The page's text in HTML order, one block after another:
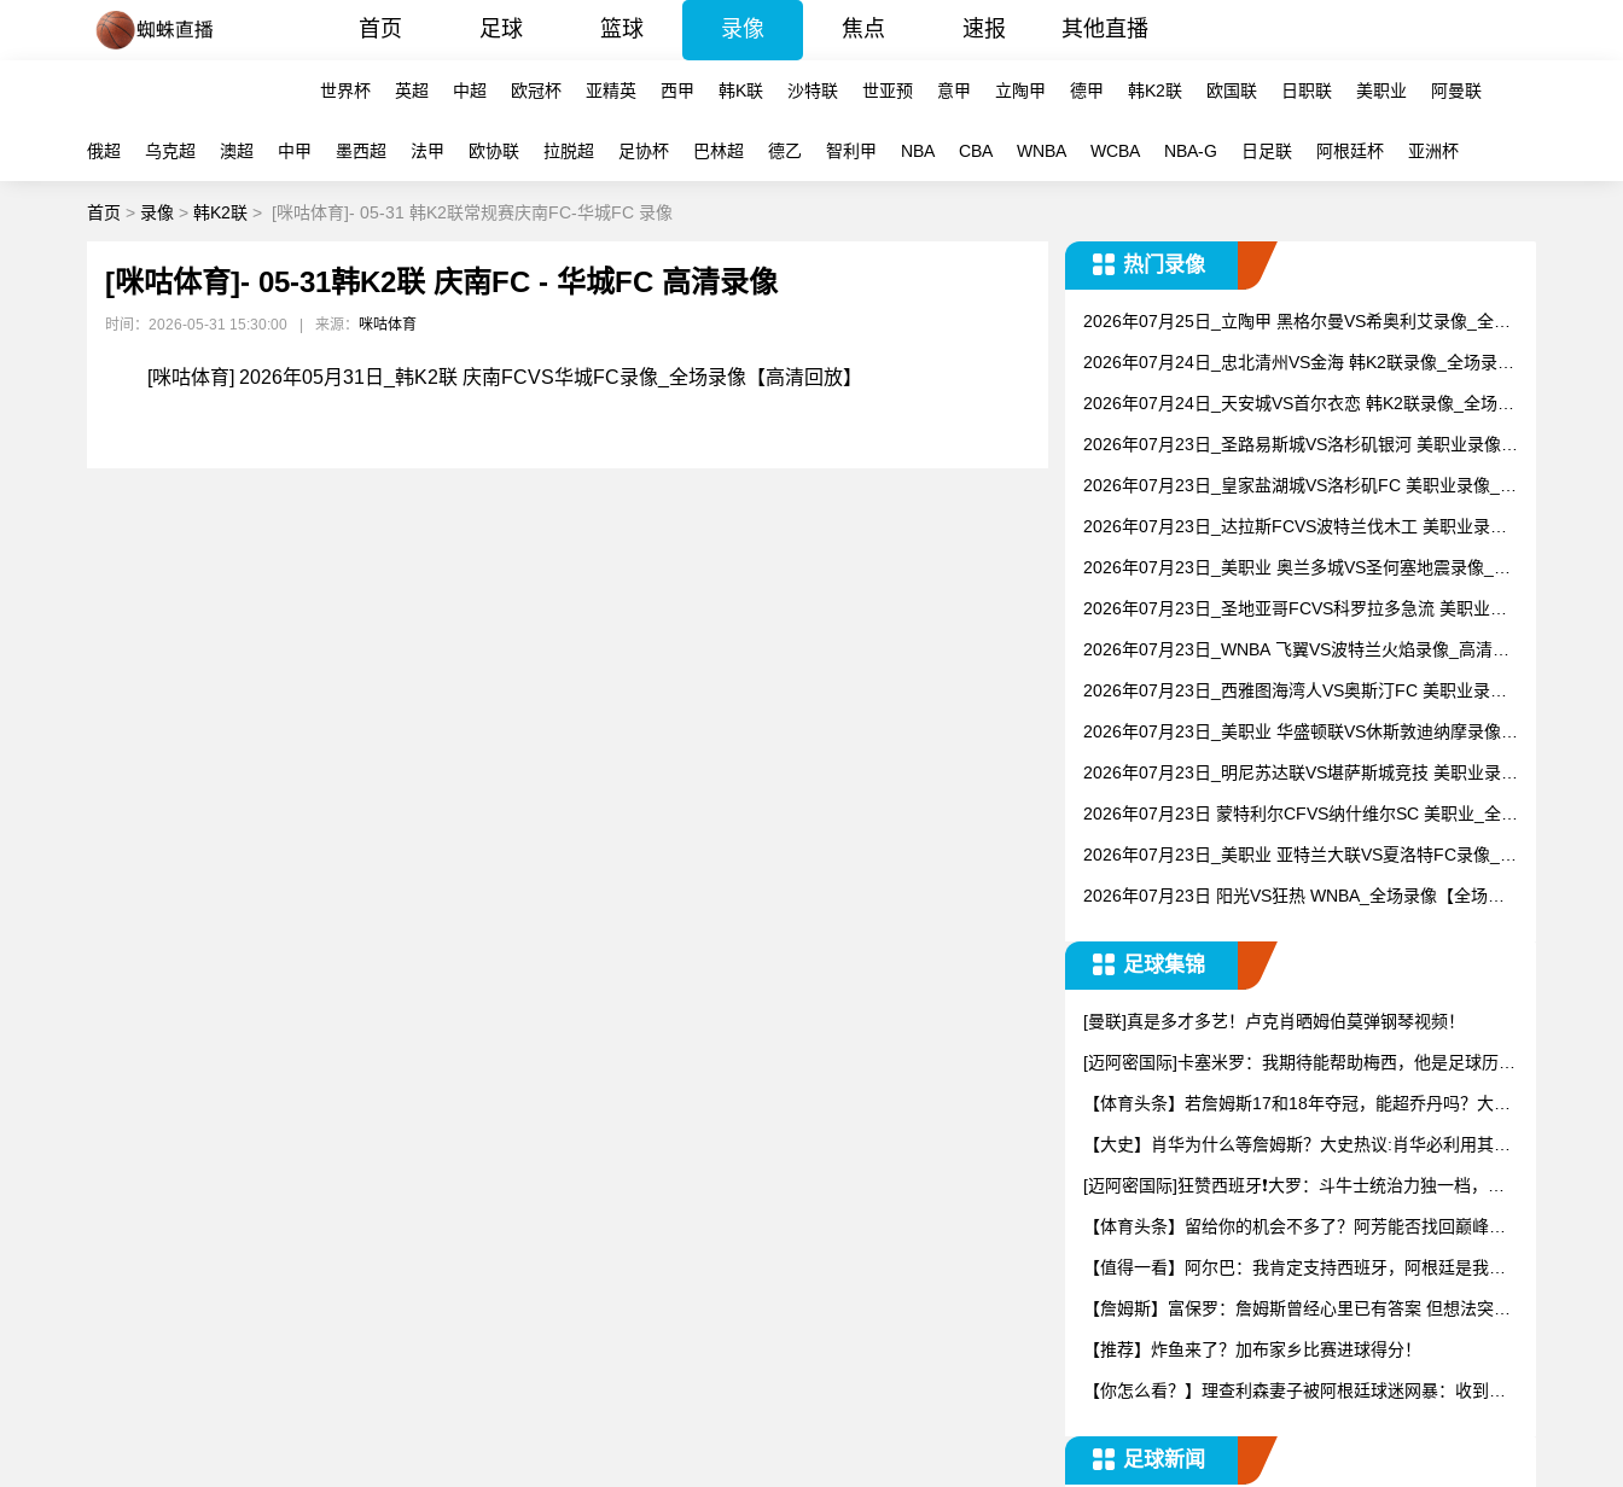
首页 足球 篮球 录像 焦点 速报 其他直播
世界杯 英超 中超 欧冠杯 亚精英 西甲 韩K联 沙特联 世亚预 意甲 立陶甲 德甲 韩K2联 欧国联 日职联 美职业 阿曼联
俄超 乌克超 澳超 中甲 墨西超 法甲 欧协联 拉脱超 足协杯 巴林超 德乙 智利甲 NBA CBA WNBA WCBA NBA-G 日足联 阿根廷杯 亚洲杯
首页 > 录像 > 韩K2联 > [咪咕体育]- 05-31 韩K2联常规赛庆南FC-华城FC 录像
[咪咕体育]- 05-31韩K2联 庆南FC - 华城FC 高清录像
时间：2026-05-31 15:30:00 来源： 咪咕体育
[咪咕体育] 2026年05月31日_韩K2联 庆南FCVS华城FC录像_全场录像【高清回放】
热门录像
2026年07月25日_立陶甲 黑格尔曼VS希奥利艾录像_全场
2026年07月24日_忠北清州VS金海 韩K2联录像_全场录像
2026年07月24日_天安城VS首尔衣恋 韩K2联录像_全场录
2026年07月23日_圣路易斯城VS洛杉矶银河 美职业录像_
2026年07月23日_皇家盐湖城VS洛杉矶FC 美职业录像_高
2026年07月23日_达拉斯FCVS波特兰伐木工 美职业录像_
2026年07月23日_美职业 奥兰多城VS圣何塞地震录像_全
2026年07月23日_圣地亚哥FCVS科罗拉多急流 美职业录
2026年07月23日_WNBA 飞翼VS波特兰火焰录像_高清录
2026年07月23日_西雅图海湾人VS奥斯汀FC 美职业录像_
2026年07月23日_美职业 华盛顿联VS休斯敦迪纳摩录像_
2026年07月23日_明尼苏达联VS堪萨斯城竞技 美职业录像
2026年07月23日 蒙特利尔CFVS纳什维尔SC 美职业_全场
2026年07月23日_美职业 亚特兰大联VS夏洛特FC录像_全
2026年07月23日 阳光VS狂热 WNBA_全场录像【全场回
足球集锦
[曼联]真是多才多艺！卢克肖晒姆伯莫弹钢琴视频！
[迈阿密国际]卡塞米罗：我期待能帮助梅西，他是足球历史
【体育头条】若詹姆斯17和18年夺冠，能超乔丹吗？大史
【大史】肖华为什么等詹姆斯？大史热议:肖华必利用其商
[迈阿密国际]狂赞西班牙❗大罗：斗牛士统治力独一档，阿
【体育头条】留给你的机会不多了？阿芳能否找回巅峰期
【值得一看】阿尔巴：我肯定支持西班牙，阿根廷是我为
【詹姆斯】富保罗：詹姆斯曾经心里已有答案 但想法突然
【推荐】炸鱼来了？加布家乡比赛进球得分！
【你怎么看？】理查利森妻子被阿根廷球迷网暴：收到数
足球新闻